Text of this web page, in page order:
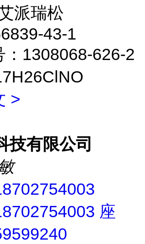
派瑞松
43-1
：1308068-626-2
>
技有限公司
座